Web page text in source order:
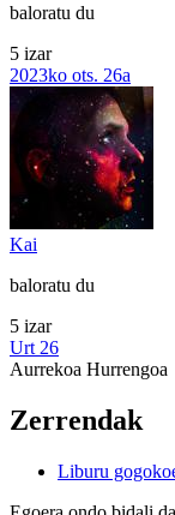
baloratu du
5 izar
2023ko ots. 26a
Kai
baloratu du
5 izar
Urt 26
Aurrekoa Hurrengoa
Zerrendak
Liburu